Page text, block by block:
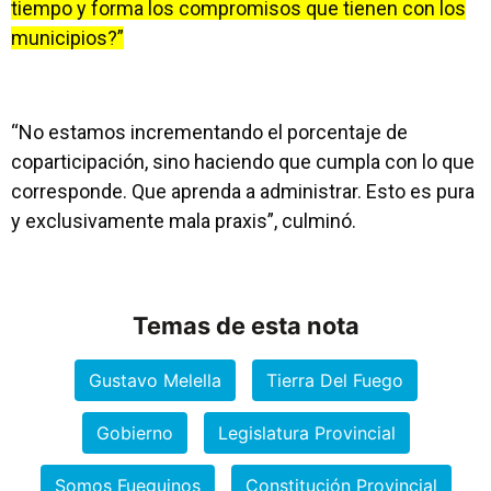
tiempo y forma los compromisos que tienen con los
municipios?”
“No estamos incrementando el porcentaje de
coparticipación, sino haciendo que cumpla con lo que
corresponde. Que aprenda a administrar. Esto es pura
y exclusivamente mala praxis”, culminó.
Temas de esta nota
Gustavo Melella Tierra Del Fuego
Gobierno Legislatura Provincial
Somos Fueguinos Constitución Provincial